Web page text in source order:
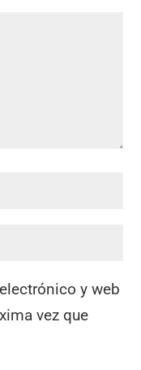
y web
vez que